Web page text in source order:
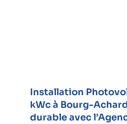
Installation
kWc à Bourg-
durable avec